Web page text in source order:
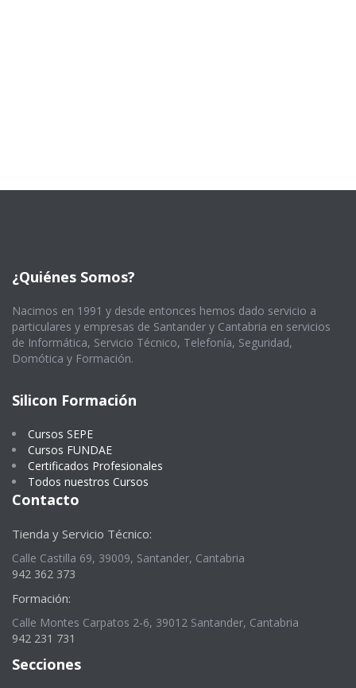
¿Quiénes Somos?
Nacimos en 1991 y desde entonces hemos dado servicio a
particulares y empresas de Santander y Cantabria en servicios
de Informática, Servicio Técnico, Telefonía, Seguridad,
Domótica y Formación.
Silicon Formación
Cursos SEPE
Cursos FUNDAE
Certificados Profesionales
Todos nuestros Cursos
Contacto
Tienda y Servicio Técnico:
Calle Castilla 69, 39009, Santander, Cantabria
942 362 373
Formación:
Calle Montes Carpatos 2-6, 39012 Santander, Cantabria
942 231 731
Secciones